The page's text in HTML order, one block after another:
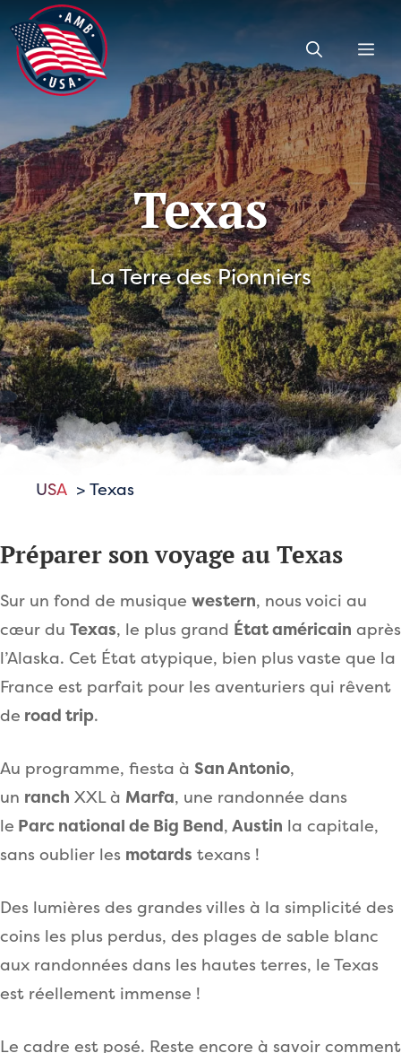
Aller
au
contenu
Texas
La Terre des Pionniers
USA Texas
Préparer son voyage au Texas
Sur un fond de musique western, nous voici au
cœur du Texas, le plus grand État américain après
l’Alaska. Cet État atypique, bien plus vaste que la
France est parfait pour les aventuriers qui rêvent
de road trip.
Au programme, fiesta à San Antonio,
un ranch XXL à Marfa, une randonnée dans
le Parc national de Big Bend, Austin la capitale,
sans oublier les motards texans !
Des lumières des grandes villes à la simplicité des
coins les plus perdus, des plages de sable blanc
aux randonnées dans les hautes terres, le Texas
est réellement immense !
Le cadre est posé. Reste encore à savoir comment